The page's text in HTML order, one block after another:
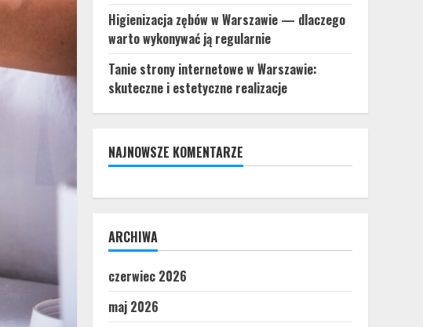
Higienizacja zębów w Warszawie — dlaczego
warto wykonywać ją regularnie
Tanie strony internetowe w Warszawie:
skuteczne i estetyczne realizacje
NAJNOWSZE KOMENTARZE
ARCHIWA
czerwiec 2026
maj 2026